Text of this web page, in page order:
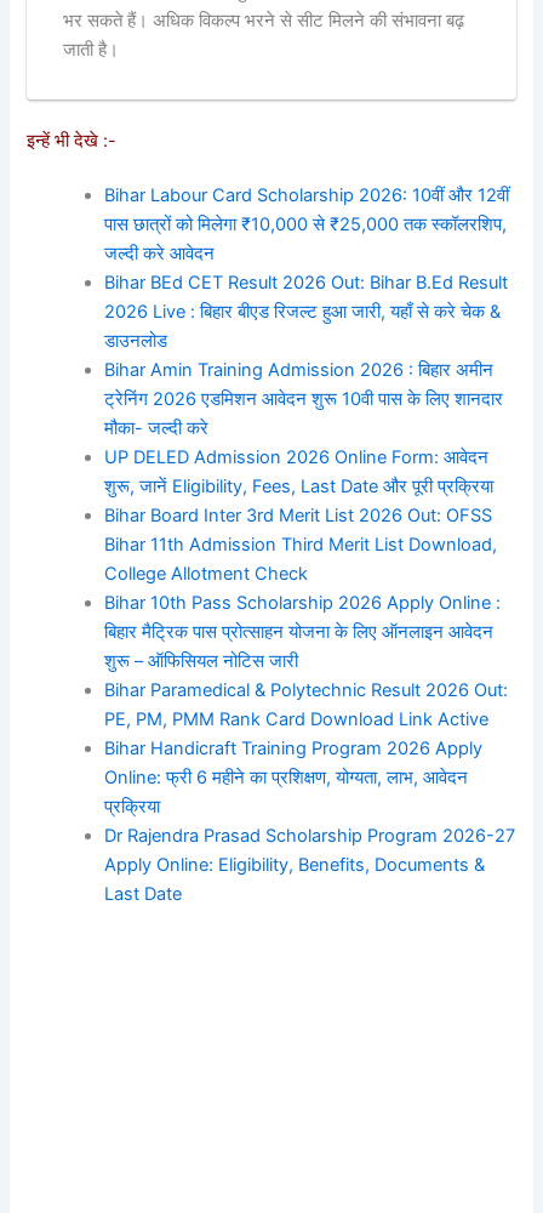
भर सकते हैं। अधिक विकल्प भरने से सीट मिलने की संभावना बढ़
जाती है।
इन्हें भी देखे :-
Bihar Labour Card Scholarship 2026: 10वीं और 12वीं
पास छात्रों को मिलेगा ₹10,000 से ₹25,000 तक स्कॉलरशिप,
जल्दी करे आवेदन
Bihar BEd CET Result 2026 Out: Bihar B.Ed Result
2026 Live : बिहार बीएड रिजल्ट हुआ जारी, यहाँ से करे चेक &
डाउनलोड
Bihar Amin Training Admission 2026 : बिहार अमीन
ट्रेनिंग 2026 एडमिशन आवेदन शुरू 10वी पास के लिए शानदार
मौका- जल्दी करे
UP DELED Admission 2026 Online Form: आवेदन
शुरू, जानें Eligibility, Fees, Last Date और पूरी प्रक्रिया
Bihar Board Inter 3rd Merit List 2026 Out: OFSS
Bihar 11th Admission Third Merit List Download,
College Allotment Check
Bihar 10th Pass Scholarship 2026 Apply Online :
बिहार मैट्रिक पास प्रोत्साहन योजना के लिए ऑनलाइन आवेदन
शुरू – ऑफिसियल नोटिस जारी
Bihar Paramedical & Polytechnic Result 2026 Out:
PE, PM, PMM Rank Card Download Link Active
Bihar Handicraft Training Program 2026 Apply
Online: फ्री 6 महीने का प्रशिक्षण, योग्यता, लाभ, आवेदन
प्रक्रिया
Dr Rajendra Prasad Scholarship Program 2026-27
Apply Online: Eligibility, Benefits, Documents &
Last Date